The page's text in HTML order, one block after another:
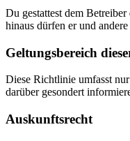
Du gestattest dem
hinaus dürfen er und
Geltungsbereich
Diese Richtlinie umfasst
darüber gesondert
Auskunftsrecht